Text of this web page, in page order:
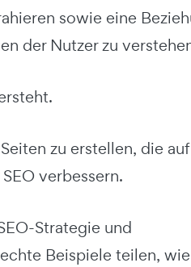
sowie eine
der Nutzer zu
zu erstellen, die
verbessern.
Strategie und
Beispiele teilen,